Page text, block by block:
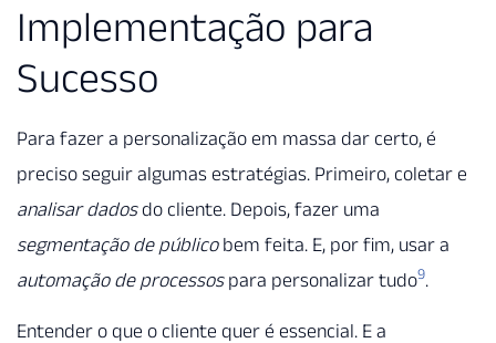
Implementação para
Sucesso
Para fazer a personalização em massa dar certo, é
preciso seguir algumas estratégias. Primeiro, coletar e
analisar dadosdo cliente. Depois, fazer uma
segmentação de públicobem feita. E, por fim, usar a
automação de processospara personalizar tudo9.
Entender o que o cliente quer é essencial. E a